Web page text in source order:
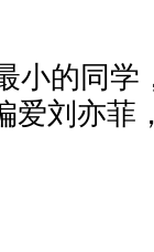
小的同学
爱刘亦菲